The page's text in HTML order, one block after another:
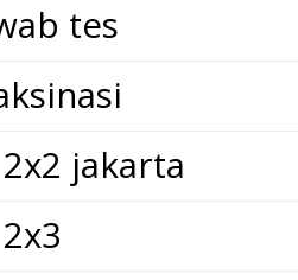
tes
jakarta